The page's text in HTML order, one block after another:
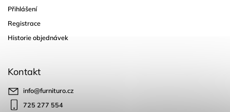
Přihlášení
Registrace
Historie objednávek
Kontakt
info@furnituro.cz
725 277 554